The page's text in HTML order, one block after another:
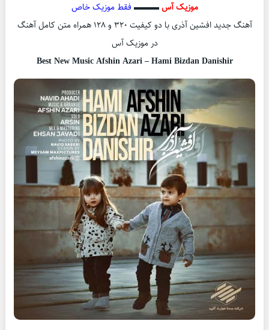
موزیک آس▬▬▬ فقط موزیک خاص
آهنگ جدید افشین آذری با دو کیفیت ۳۲۰ و ۱۲۸ همراه متن کامل آهنگ
در موزیک آس
Best New Music Afshin Azari – Hami Bizdan Danishir